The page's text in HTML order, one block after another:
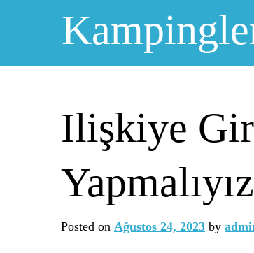
Ilişkiye
Yapmalıyız
Posted on Ağustos 24, 2023 by